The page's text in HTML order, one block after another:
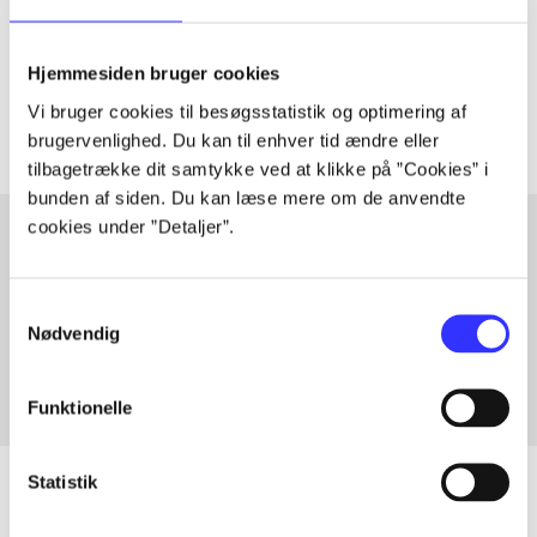
Hjemmesiden bruger cookies
Vi bruger cookies til besøgsstatistik og optimering af
brugervenlighed. Du kan til enhver tid ændre eller
tilbagetrække dit samtykke ved at klikke på ”Cookies” i
bunden af siden. Du kan læse mere om de anvendte
cookies under ”Detaljer”.
Nødvendig
Funktionelle
Statistik
Artiklerne ihandler ofte om
Fra